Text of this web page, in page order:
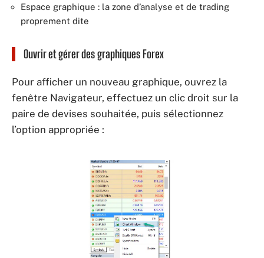
Espace graphique : la zone d’analyse et de trading
proprement dite
Ouvrir et gérer des graphiques Forex
Pour afficher un nouveau graphique, ouvrez la
fenêtre Navigateur, effectuez un clic droit sur la
paire de devises souhaitée, puis sélectionnez
l’option appropriée :